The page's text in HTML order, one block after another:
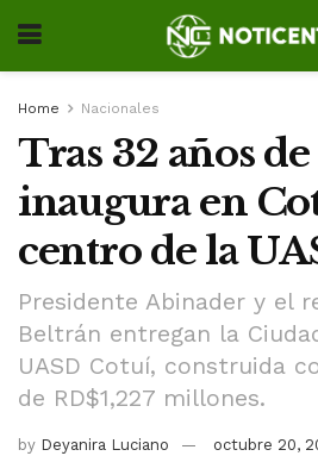
Home Nacionales
Tras 32 años de
inaugura en
centro de la
Presidente Abinader y el
Beltrán entregan la
UASD Cotuí, construida
de RD$1,227 millones.
by Deyanira Luciano octubre 20,